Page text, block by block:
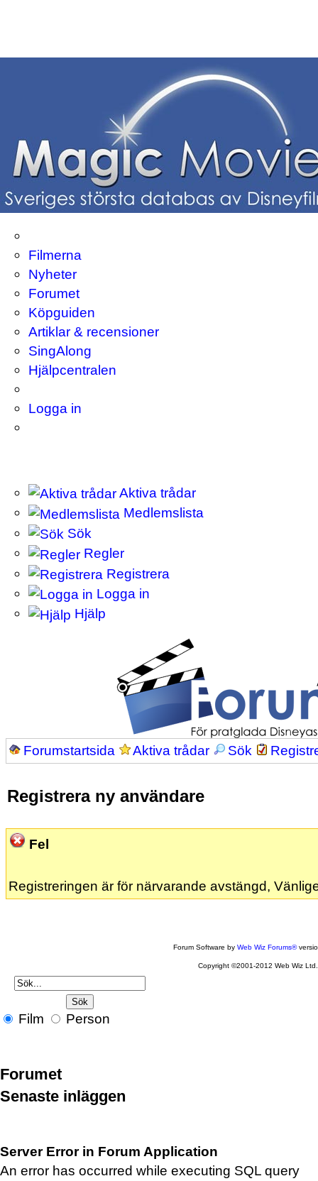
Filmerna
Nyheter
Forumet
Köpguiden
Artiklar & recensioner
SingAlong
Hjälpcentralen
Logga in
Aktiva trådar
Medlemslista
Sök
Regler
Registrera
Logga in
Hjälp
Forumstartsida Aktiva trådar Sök
Registrera ny användare
Fel
Registreringen är för närvarande avstängd,
Forum Software byWeb Wiz Forums®
Copyright ©2001-2012 Web Wiz Ltd.
Film Person
Forumet
Senaste inläggen
Server Error in Forum Application
An error has occurred while executing SQL query